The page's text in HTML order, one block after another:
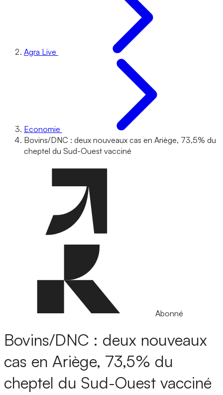
Agra Live
Economie
Bovins/DNC : deux nouveaux cas en Ariège, 73,5% du
cheptel du Sud-Ouest vacciné
Abonné
Bovins/DNC : deux nouveaux
cas en Ariège, 73,5% du
cheptel du Sud-Ouest vacciné